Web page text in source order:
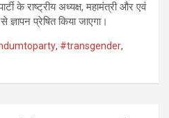
के राष्ट्रीय अध्यक्ष, महामंत्री और एवं
प्रेषित किया जाएगा।
, #transgender,